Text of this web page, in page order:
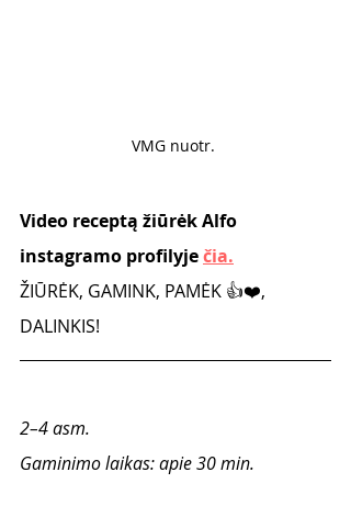
VMG nuotr.
Video receptą žiūrėk Alfo
instagramo profilyje čia.
ŽIŪRĖK, GAMINK, PAMĖK 👍❤️,
DALINKIS!
2–4 asm.
Gaminimo laikas: apie 30 min.